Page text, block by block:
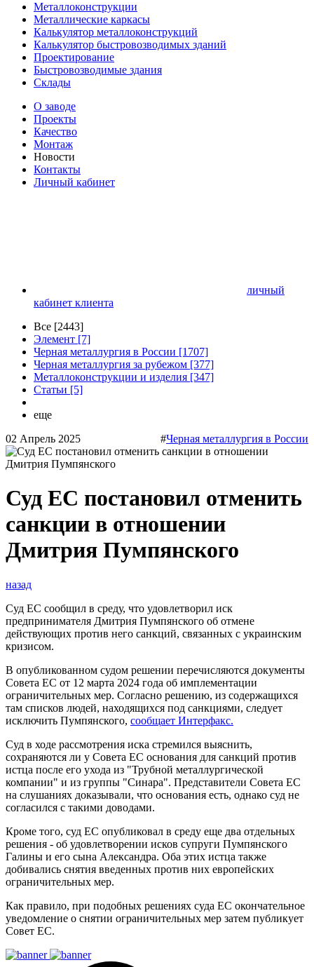
Металлоконструкции
Металлические каркасы
Калькулятор металлоконструкций
Калькулятор быстровозводимых зданий
Проектирование
Быстровозводимые здания
Склады
О заводе
Проекты
Качество
Монтаж
Новости
Контакты
Личный кабинет
личный
кабинет клиента
Все [2443]
Элемент [7]
Черная металлургия в России [1707]
Черная металлургия за рубежом [377]
Металлоконструкции и изделия [347]
Статьи [5]
еще
02 Апрель 2025
#Черная металлургия в России
Суд ЕС постановил отменить
санкции в отношении
Дмитрия Пумпянского
назад
Суд ЕС сообщил в среду, что удовлетворил иск
предпринимателя Дмитрия Пумпянского об отмене
действующих против него санкций, связанных с украинским
кризисом.
В опубликованном судом решении перечисляются документы
Совета ЕС от 12 марта 2024 года об имплементации
ограничительных мер. Согласно решению, из содержащихся
там списков людей, находящихся под санкциями, следует
исключить Пумпянского, сообщает Интерфакс.
Суд в ходе рассмотрения иска стремился выяснить,
сохраняются ли у Совета ЕС основания для санкций против
истца после его ухода из "Трубной металлургической
компании" и из группы "Синара". Представители Совета ЕС
на слушаниях доказывали, что основания есть, однако суд не
согласился с такими доводами.
Кроме того, суд ЕС опубликовал в среду еще два отдельных
решения - об удовлетворении исков супруги Пумпянского
Галины и его сына Александра. Оба этих истца также
добивались снятия введенных против них европейских
ограничительных мер.
Как правило, при подобных решениях суда ЕС окончательное
уведомление о снятии ограничительных мер затем публикует
Совет ЕС.